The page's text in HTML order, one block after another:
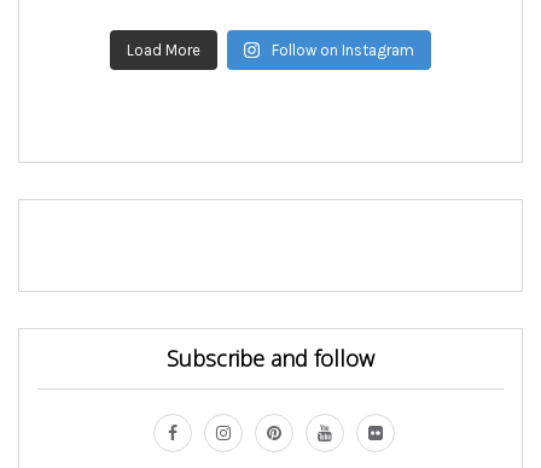
Load More Follow on Instagram
Subscribe and follow